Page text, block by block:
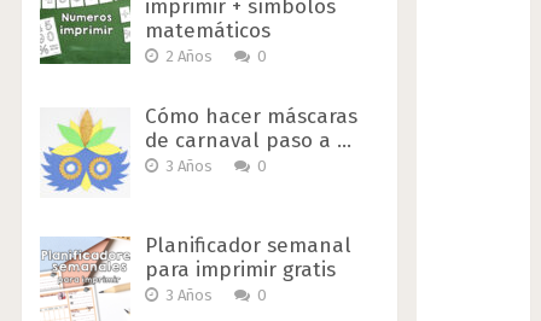
imprimir + símbolos
matemáticos
2 Años 0
Cómo hacer máscaras
de carnaval paso a …
3 Años 0
Planificador semanal
para imprimir gratis
3 Años 0